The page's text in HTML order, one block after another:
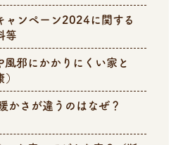
ャンペーン2024に関する
等
風邪にかかりにくい家と
さが違うのはなぜ？